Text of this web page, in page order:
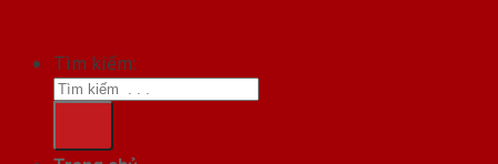
Tìm kiếm: